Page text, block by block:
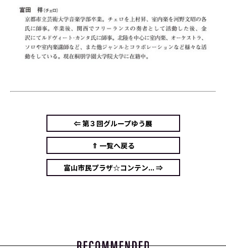
⇐ 第３回グループゆう展
⇑ 一覧へ戻る
富山市民プラザ☆コンテン... ⇒